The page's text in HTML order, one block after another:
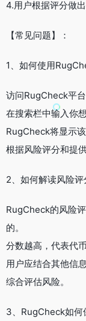
4.用户根据评分做出
【常见问题】：
1、如何使用
访问RugCheck平台
在搜索栏中输入你
RugCheck将显示
根据风险评分和提
2、如何解读风险评
RugCheck的风险
的。
分数越高，代表代
用户应结合其他信
综合评估风险。
3、RugCheck如何